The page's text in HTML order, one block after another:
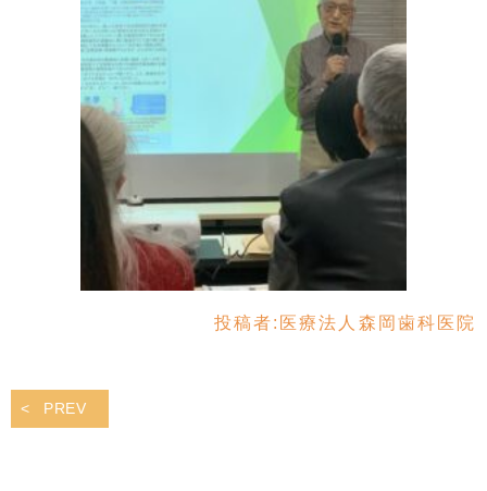
投稿者: 医療法人森岡歯科医院
PREV